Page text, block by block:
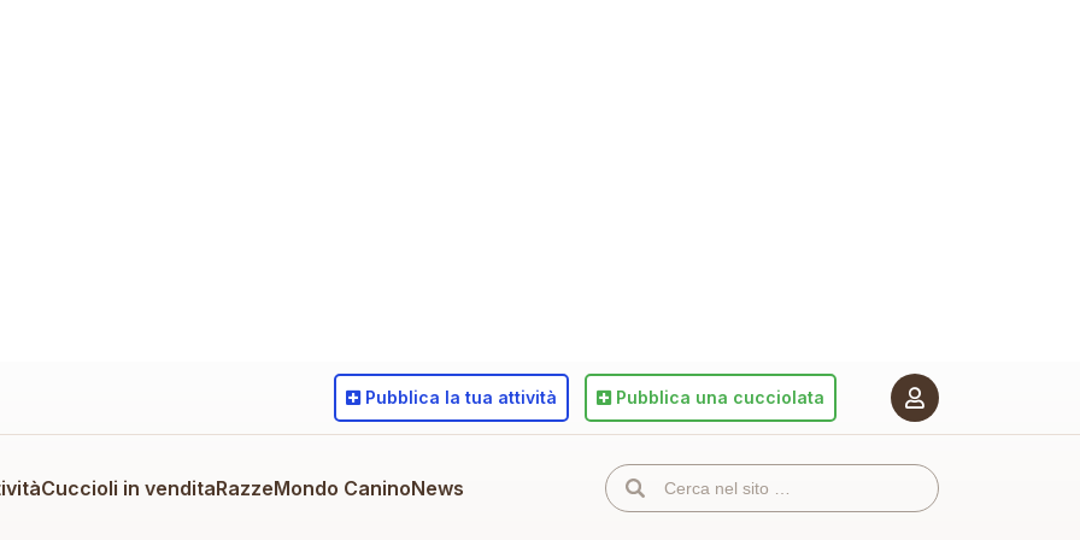
Cuccioli in venditaRazzeMondo CaninoNews
Pubblica la tua attività Pubblica una cucciolata